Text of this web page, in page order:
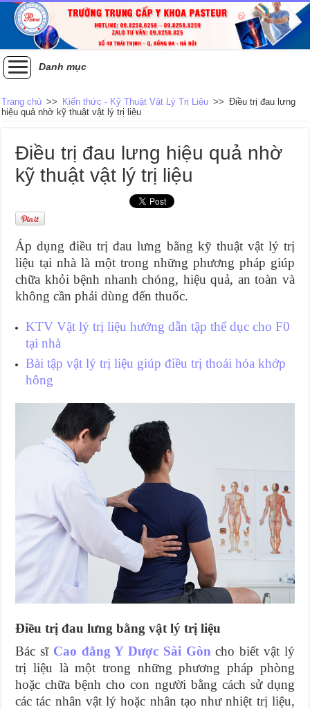
Danh mục
Trang chủ >> Kiến thức - Kỹ Thuật Vật Lý Trị Liệu >> Điều trị đau lưng
hiệu quả nhờ kỹ thuật vật lý trị liệu
Điều trị đau lưng hiệu quả nhờ
kỹ thuật vật lý trị liệu
Áp dụng điều trị đau lưng bằng kỹ thuật vật lý trị
liệu tại nhà là một trong những phương pháp giúp
chữa khỏi bệnh nhanh chóng, hiệu quả, an toàn và
không cần phải dùng đến thuốc.
KTV Vật lý trị liệu hướng dẫn tập thể dục cho F0
tại nhà
Bài tập vật lý trị liệu giúp điều trị thoái hóa khớp
hông
Điều trị đau lưng bằng vật lý trị liệu
Bác sĩ Cao đẳng Y Dược Sài Gòn cho biết vật lý
trị liệu là một trong những phương pháp phòng
hoặc chữa bệnh cho con người bằng cách sử dụng
các tác nhân vật lý hoặc nhân tạo như nhiệt trị liệu,